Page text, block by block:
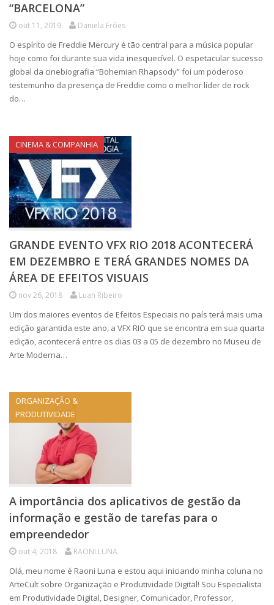
“BARCELONA”
out 11, 2019 Daniela Fróes
O espírito de Freddie Mercury é tão central para a música popular
hoje como foi durante sua vida inesquecível. O espetacular sucesso
global da cinebiografia “Bohemian Rhapsody” foi um poderoso
testemunho da presença de Freddie como o melhor líder de rock
do…
CINEMA & COMPANHIA
GRANDE EVENTO VFX RIO 2018 ACONTECERÁ
EM DEZEMBRO E TERÁ GRANDES NOMES DA
ÁREA DE EFEITOS VISUAIS
nov 26, 2018 Luan Ribeiro
Um dos maiores eventos de Efeitos Especiais no país terá mais uma
edição garantida este ano, a VFX RIO que se encontra em sua quarta
edição, acontecerá entre os dias 03 a 05 de dezembro no Museu de
Arte Moderna…
ORGANIZAÇÃO &
PRODUTIVIDADE
A importância dos aplicativos de gestão da
informação e gestão de tarefas para o
empreendedor
out 4, 2018 RAONI LUNA
Olá, meu nome é Raoni Luna e estou aqui iniciando minha coluna no
ArteCult sobre Organização e Produtividade Digital! Sou Especialista
em Produtividade Digital, Designer, Comunicador, Professor,